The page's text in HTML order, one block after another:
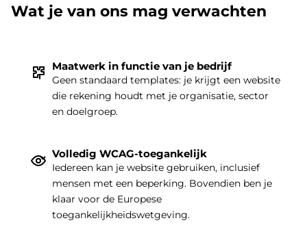
|
Wat je van ons mag verwachten
Maatwerk in functie van je bedrijf
Geen standaard templates: je krijgt een website
die rekening houdt met je organisatie, sector
en doelgroep.
Volledig WCAG-toegankelijk
Iedereen kan je website gebruiken, inclusief
mensen met een beperking. Bovendien ben je
klaar voor de Europese
toegankelijkheidswetgeving.